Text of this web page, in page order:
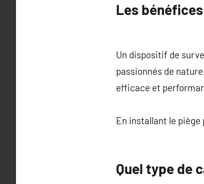
Les
Un dispositif de
passionnés de
efficace et
En installant le
Quel type de